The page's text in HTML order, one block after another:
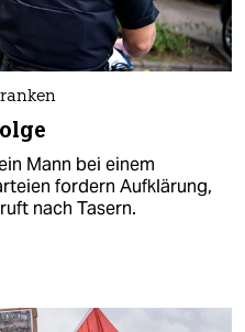
Mann bei einem
fordern Aufklärung,
nach Tasern.